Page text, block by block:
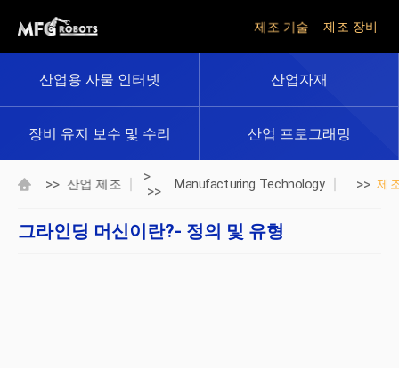
제조 기술 제조 장비
산업용 사물 인터넷 산업자재
장비 유지 보수 및 수리 산업 프로그래밍
>> 산업 제조
>
>>
Manufacturing Technology >> 제
그라인딩 머신이란?- 정의 및 유형